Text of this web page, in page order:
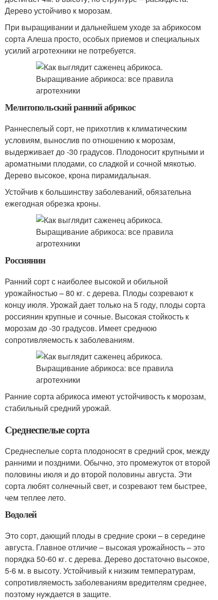
Дерево устойчиво к морозам.
При выращивании и дальнейшем уходе за абрикосом
сорта Алеша просто, особых приемов и специальных
усилий агротехники не потребуется.
Мелитопольский ранний абрикос
Раннеспелый сорт, не прихотлив к климатическим
условиям, вынослив по отношению к морозам,
выдерживает до -30 градусов. Плодоносит крупными и
ароматными плодами, со сладкой и сочной мякотью.
Дерево высокое, крона пирамидальная.
Устойчив к большинству заболеваний, обязательна
ежегодная обрезка кроны.
Россиянин
Ранний сорт с наиболее высокой и обильной
урожайностью – 80 кг. с дерева. Плоды созревают к
концу июля. Урожай дает только на 5 году, плоды сорта
россиянин крупные и сочные. Высокая стойкость к
морозам до -30 градусов. Имеет среднюю
сопротивляемость к заболеваниям.
Ранние сорта абрикоса имеют устойчивость к морозам,
стабильный средний урожай.
Среднеспелые сорта
Среднеспелые сорта плодоносят в средний срок, между
ранними и поздними. Обычно, это промежуток от второй
половины июля и до второй половины августа. Эти
сорта любят солнечный свет, и созревают тем быстрее,
чем теплее лето.
Водолей
Это сорт, дающий плоды в средние сроки – в середине
августа. Главное отличие – высокая урожайность – это
порядка 50-60 кг. с дерева. Дерево достаточно высокое,
5-6 м. в высоту. Устойчивый к низким температурам,
сопротивляемость заболеваниям вредителям среднее,
поэтому нуждается в защите.